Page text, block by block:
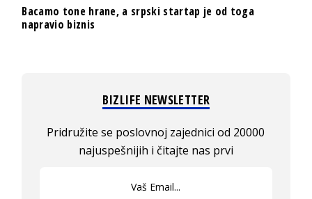
Bacamo tone hrane, a srpski startap je od toga
napravio biznis
BIZLIFE NEWSLETTER
Pridružite se poslovnoj zajednici od 20000
najuspešnijih i čitajte nas prvi